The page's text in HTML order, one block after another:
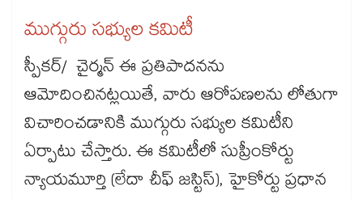
ముగ్గురు సభ్యుల కమిటీ
స్పీకర్/ చైర్మన్ ఈ ప్రతిపాదనను
ఆమోదించినట్లయితే, వారు ఆరోపణలను లోతుగా
విచారించడానికి ముగ్గురు సభ్యుల కమిటీని
ఏర్పాటు చేస్తారు. ఈ కమిటీలో సుప్రీంకోర్టు
న్యాయమూర్తి (లేదా చీఫ్ జస్టిస్), హైకోర్టు ప్రధాన